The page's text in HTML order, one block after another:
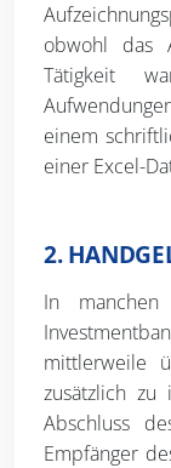
obwohl das
Tätigkeit
einem
einer Excel-
2.
In
mittlerweile
zusätzlich
Abschluss
Empfänger